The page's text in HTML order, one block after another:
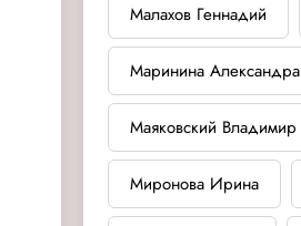
Малахов Геннадий
Маринина Александра
Маяковский Владимир
Миронова Ирина